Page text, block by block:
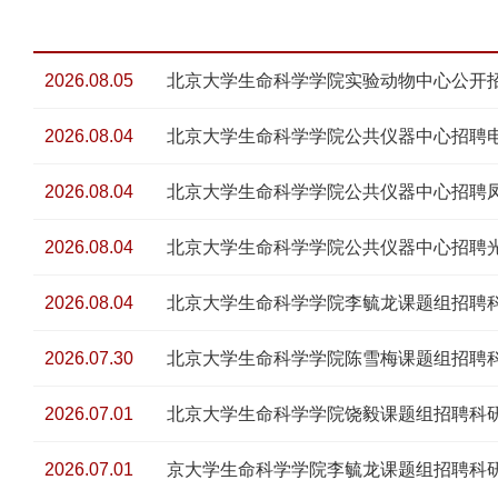
2026.08.05 北京大学生命科学学院实验动物中心公开
2026.08.04 北京大学生命科学学院公共仪器中心招聘
2026.08.04 北京大学生命科学学院公共仪器中心招聘
2026.08.04 北京大学生命科学学院公共仪器中心招聘
2026.08.04 北京大学生命科学学院李毓龙课题组招聘
2026.07.30 北京大学生命科学学院陈雪梅课题组招聘
2026.07.01 北京大学生命科学学院饶毅课题组招聘科
2026.07.01 京大学生命科学学院李毓龙课题组招聘科